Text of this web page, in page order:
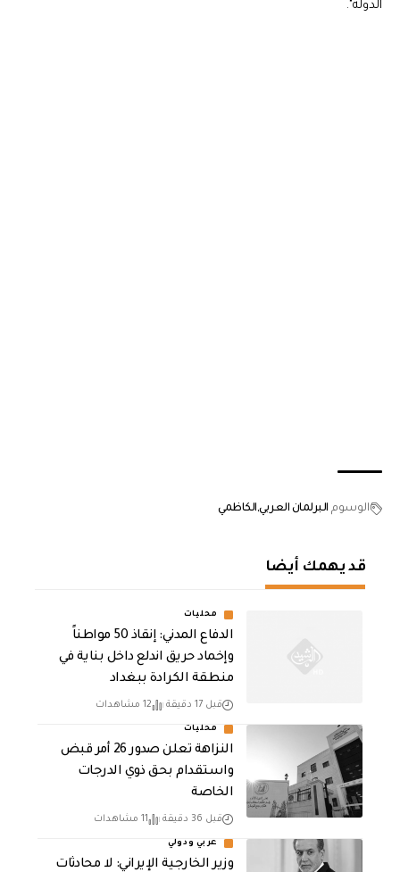
الدولة".
الوسوم البرلمان العربي الكاظمي
قد يهمك أيضا
محليات
الدفاع المدني: إنقاذ 50 مواطناً
وإخماد حريق اندلع داخل بناية في
منطقة الكرادة ببغداد
قبل 17 دقيقة 12 مشاهدات
محليات
النزاهة تعلن صدور 26 أمر قبض
واستقدام بحق ذوي الدرجات
الخاصة
قبل 36 دقيقة 11 مشاهدات
عربي ودولي
‏وزير الخارجية الإيراني: لا محادثات